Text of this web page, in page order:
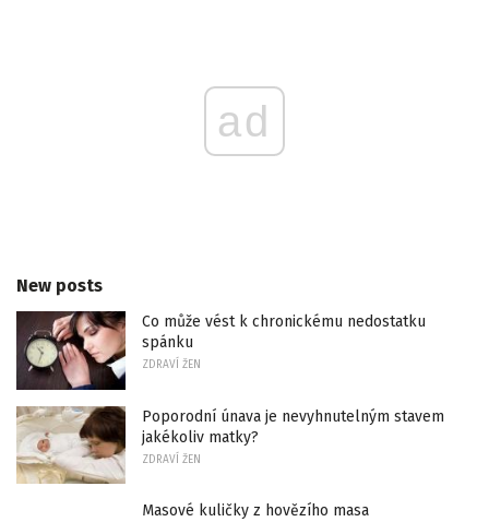
ad
New posts
Co může vést k chronickému nedostatku
spánku
ZDRAVÍ ŽEN
Poporodní únava je nevyhnutelným stavem
jakékoliv matky?
ZDRAVÍ ŽEN
Masové kuličky z hovězího masa